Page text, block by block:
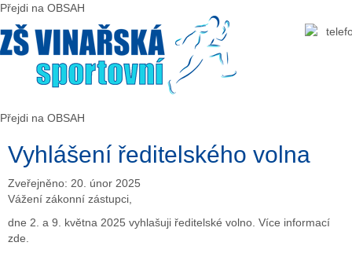
Přejdi na OBSAH
Přejdi na OBSAH
Vyhlášení ředitelského volna
Zveřejněno: 20. únor 2025
Vážení zákonní zástupci,
dne 2. a 9. května 2025 vyhlašuji ředitelské volno. Více informací
zde
rok
měsíc
rok
měsíc